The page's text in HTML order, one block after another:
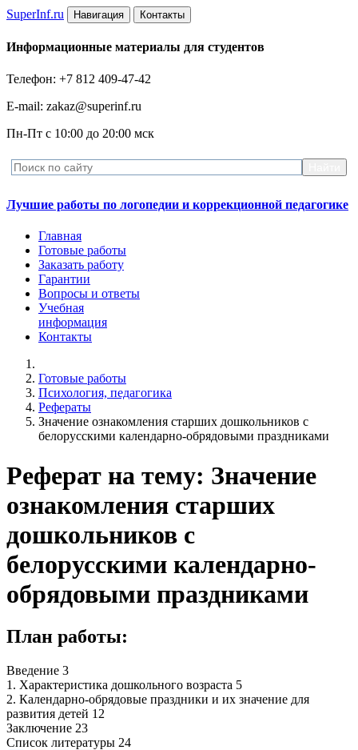
SuperInf.ru Навигация Контакты
Информационные материалы для студентов
Телефон: +7 812 409-47-42
E-mail: zakaz@superinf.ru
Пн-Пт с 10:00 до 20:00 мск
Лучшие работы по логопедии и коррекционной педагогике
Главная
Готовые работы
Заказать работу
Гарантии
Вопросы и ответы
Учебная
информация
Контакты
Готовые работы
Психология, педагогика
Рефераты
Значение ознакомления старших дошкольников с
белорусскими календарно-обрядовыми праздниками
Реферат на тему: Значение
ознакомления старших
дошкольников с
белорусскими календарно-
обрядовыми праздниками
План работы:
Введение 3
1. Характеристика дошкольного возраста 5
2. Календарно-обрядовые праздники и их значение для
развития детей 12
Заключение 23
Список литературы 24